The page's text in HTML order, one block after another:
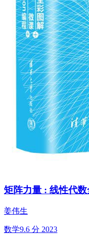
矩阵力量 : 线性代
姜伟生
数学9.6 分 2023